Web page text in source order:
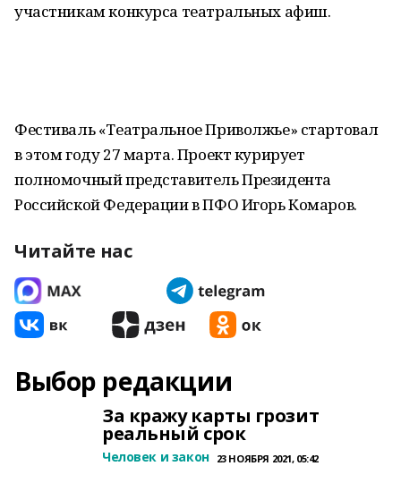
участникам конкурса театральных афиш.
Фестиваль «Театральное Приволжье» стартовал
в этом году 27 марта. Проект курирует
полномочный представитель Президента
Российской Федерации в ПФО Игорь Комаров.
Читайте нас
Выбор редакции
За кражу карты грозит
реальный срок
Человек и закон 23 НОЯБРЯ 2021, 05:42